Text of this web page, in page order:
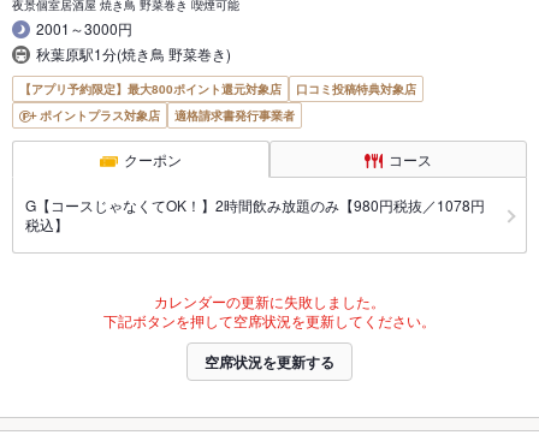
夜景個室居酒屋 焼き鳥 野菜巻き 喫煙可能
2001～3000円
秋葉原駅1分(焼き鳥 野菜巻き)
【アプリ予約限定】最大800ポイント還元対象店
口コミ投稿特典対象店
ポイントプラス対象店
適格請求書発行事業者
クーポン コース
G【コースじゃなくてOK！】2時間飲み放題のみ【980円税抜／1078円
税込】
カレンダーの更新に失敗しました。
下記ボタンを押して空席状況を更新してください。
空席状況を更新する